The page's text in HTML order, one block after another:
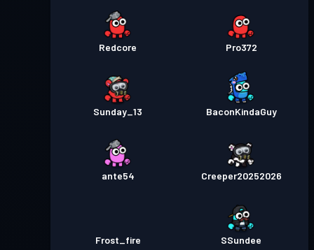
Redcore Pro372
Sunday_13 BaconKindaGuy
ante54 Creeper20252026
Frost_fire SSundee